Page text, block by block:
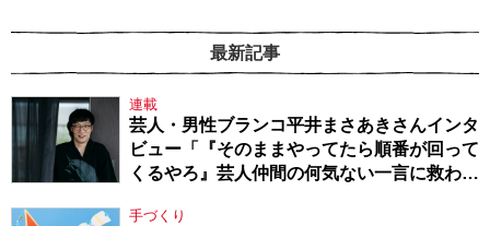
最新記事
連載
芸人・男性ブランコ平井まさあきさんインタ
ビュー「『そのままやってたら順番が回って
くるやろ』芸人仲間の何気ない一言に救われ
手づくり